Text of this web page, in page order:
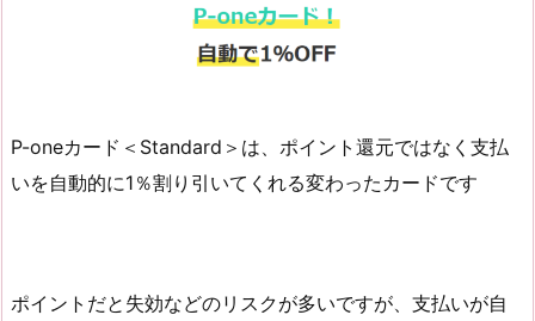
P-oneカード＜Standard＞は、ポイント還元ではなく支払
いを自動的に1％割り引いてくれる変わったカードです
ポイントだと失効などのリスクが多いですが、支払いが自